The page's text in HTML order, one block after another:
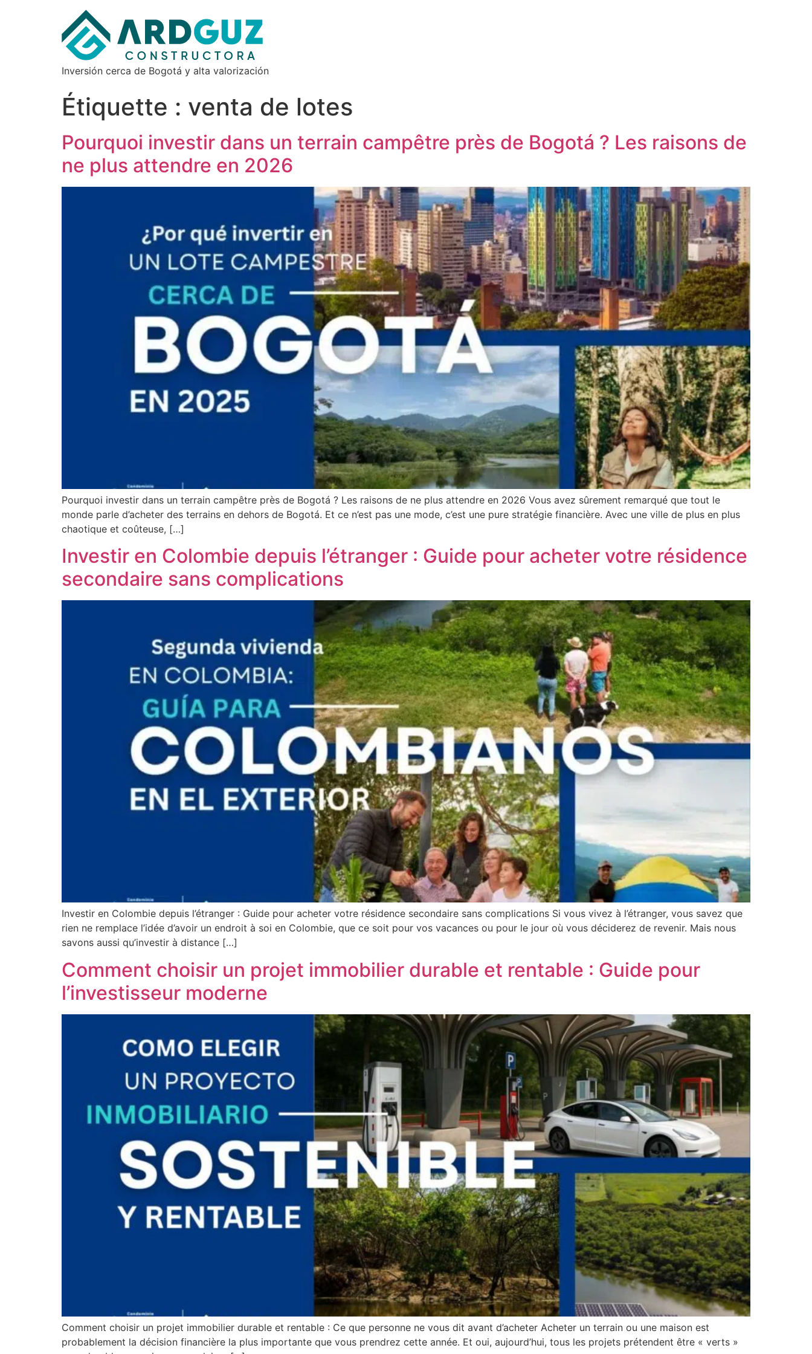
Inversión cerca de Bogotá y alta valorización
Étiquette : venta de lotes
Pourquoi investir dans un terrain campêtre près de Bogotá ? Les raisons de
ne plus attendre en 2026
Pourquoi investir dans un terrain campêtre près de Bogotá ? Les raisons de ne plus attendre en 2026 Vous avez sûrement remarqué que tout le
monde parle d’acheter des terrains en dehors de Bogotá. Et ce n’est pas une mode, c’est une pure stratégie financière. Avec une ville de plus en plus
chaotique et coûteuse, […]
Investir en Colombie depuis l’étranger : Guide pour acheter votre résidence
secondaire sans complications
Investir en Colombie depuis l’étranger : Guide pour acheter votre résidence secondaire sans complications Si vous vivez à l’étranger, vous savez que
rien ne remplace l’idée d’avoir un endroit à soi en Colombie, que ce soit pour vos vacances ou pour le jour où vous déciderez de revenir. Mais nous
savons aussi qu’investir à distance […]
Comment choisir un projet immobilier durable et rentable : Guide pour
l’investisseur moderne
Comment choisir un projet immobilier durable et rentable : Ce que personne ne vous dit avant d’acheter Acheter un terrain ou une maison est
probablement la décision financière la plus importante que vous prendrez cette année. Et oui, aujourd’hui, tous les projets prétendent être « verts »